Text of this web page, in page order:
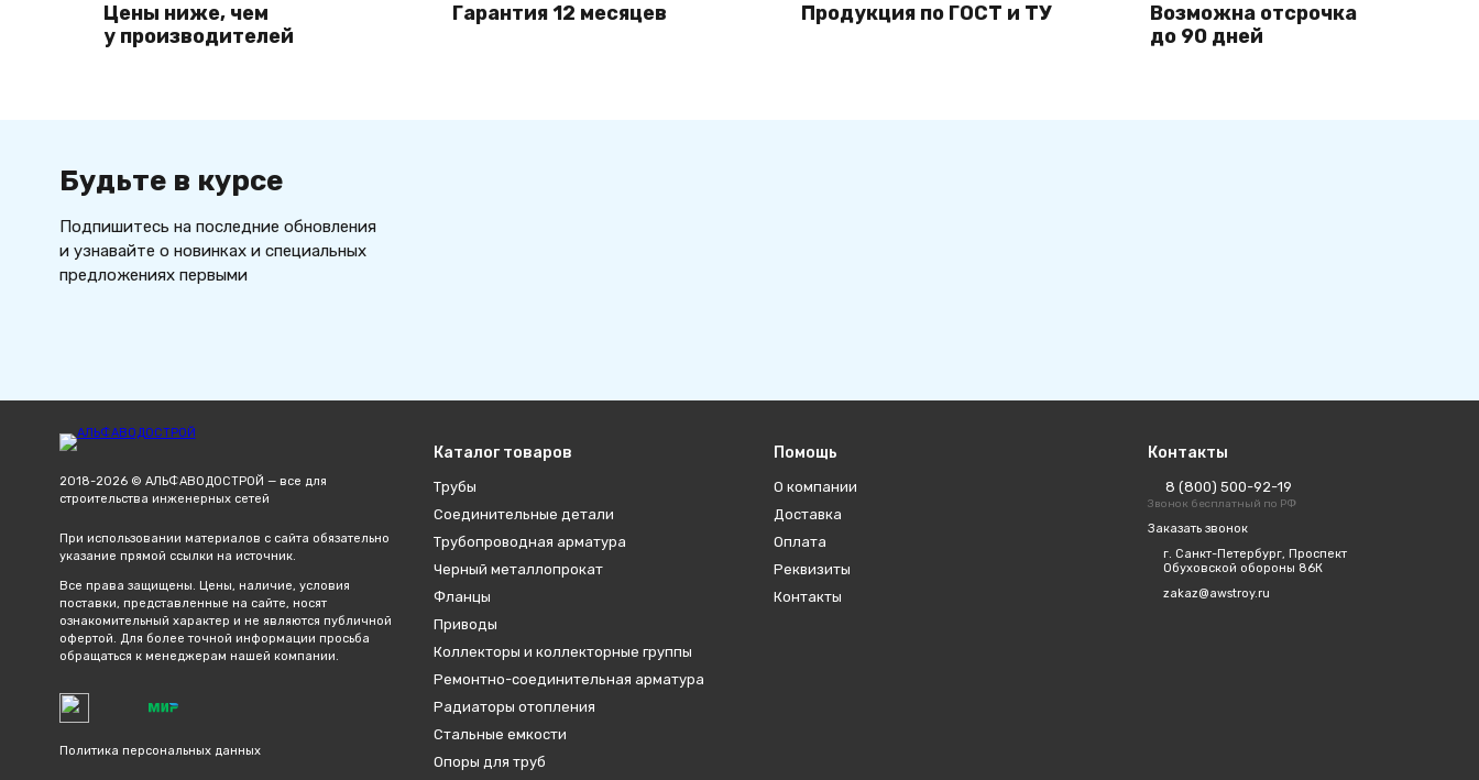
Цены ниже, чем
у производителей
Гарантия 12 месяцев Продукция по ГОСТ и ТУ
Возможна отсрочка
до 90 дней
Будьте в курсе
Подпишитесь на последние обновления
и узнавайте о новинках и специальных
предложениях первыми
2018-2026 © АЛЬФАВОДОСТРОЙ — все для
строительства инженерных сетей
При использовании материалов с сайта обязательно
указание прямой ссылки на источник.
Все права защищены. Цены, наличие, условия
поставки, представленные на сайте, носят
ознакомительный характер и не являются публичной
офертой. Для более точной информации просьба
обращаться к менеджерам нашей компании.
Политика персональных данных
Каталог товаров
Трубы
Соединительные детали
Трубопроводная арматура
Черный металлопрокат
Фланцы
Приводы
Коллекторы и коллекторные группы
Ремонтно-соединительная арматура
Радиаторы отопления
Стальные емкости
Опоры для труб
Помощь
О компании
Доставка
Оплата
Реквизиты
Контакты
Контакты
8 (800) 500-92-19
Звонок бесплатный по РФ
Заказать звонок
г. Санкт-Петербург, Проспект
Обуховской обороны 86К
zakaz@awstroy.ru